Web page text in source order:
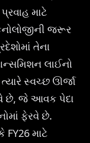
માટે
જરૂર
તેના
લાઈનો
સ્વચ્છ ઊર્જા
છે, જે આવક પેદા
ફેરવે છે.
માટે